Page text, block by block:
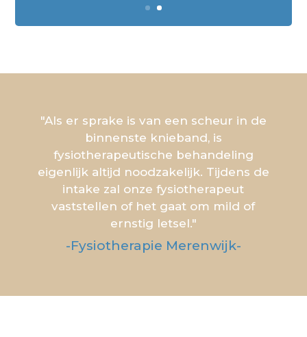
"Als er sprake is van een scheur in de
binnenste knieband, is
fysiotherapeutische behandeling
eigenlijk altijd noodzakelijk. Tijdens de
intake zal onze fysiotherapeut
vaststellen of het gaat om mild of
ernstig letsel."
-Fysiotherapie Merenwijk-